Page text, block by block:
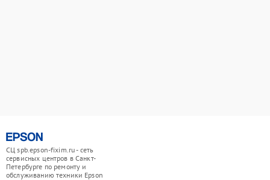
СЦ spb.epson-fixim.ru - сеть
сервисных центров в Санкт-
Петербурге по ремонту и
обслуживанию техники Epson